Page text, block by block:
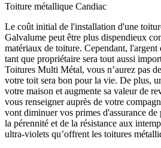
Toiture métallique Candiac
Le coût initial de l'installation d'une
Galvalume peut être plus dispendieux
matériaux de toiture. Cependant, l'argent
tant que propriétaire sera tout aussi
Toitures Multi Métal, vous n’aurez pas
votre toit sera bon pour la vie. De plus,
votre maison et augmente sa valeur de
vous renseigner auprès de votre
vont diminuer vos primes d'assurance de
la pérennité et de la résistance aux
ultra-violets qu’offrent les toitures